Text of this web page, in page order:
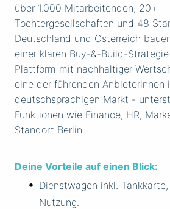
über 1.000 Mitarbeitenden, 20+
Tochtergesellschaften und 48
Deutschland und Österreich
einer klaren Buy-&-Build-
Plattform mit nachhaltiger
eine der führenden Anbieterinnen
deutschsprachigen Markt -
Funktionen wie Finance, HR,
Standort Berlin.
Deine Vorteile auf einen Blick:
Dienstwagen inkl.
Nutzung.